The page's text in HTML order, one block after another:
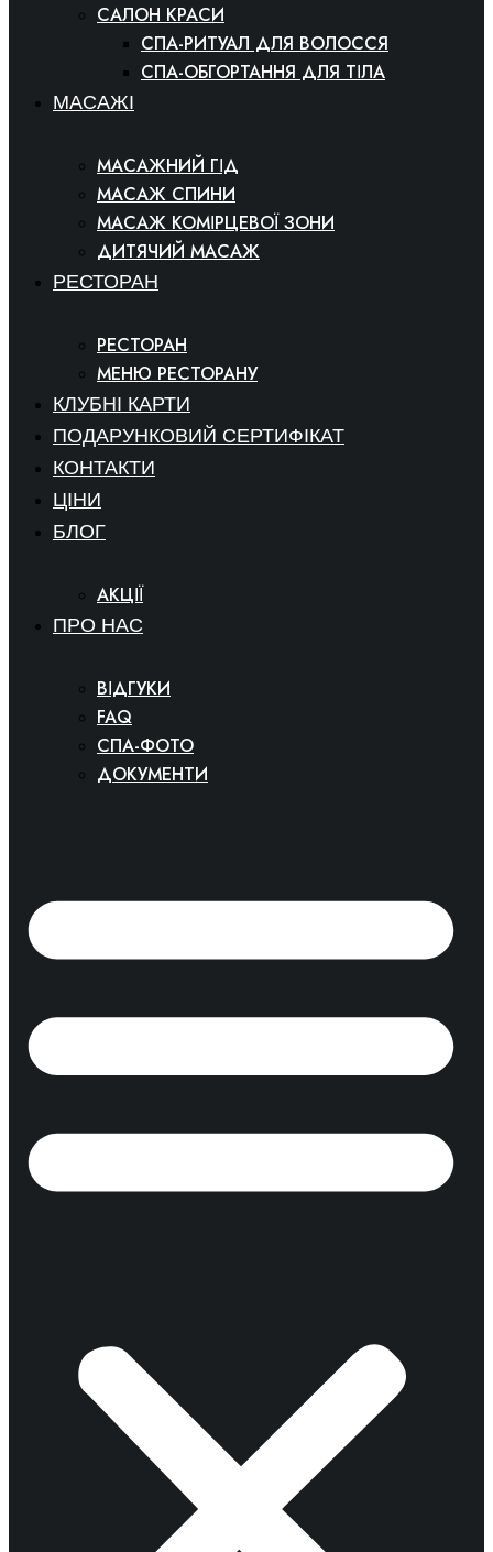
САЛОН КРАСИ
СПА-РИТУАЛ ДЛЯ ВОЛОССЯ
СПА-ОБГОРТАННЯ ДЛЯ ТІЛА
МАСАЖІ
МАСАЖНИЙ ГІД
МАСАЖ СПИНИ
МАСАЖ КОМІРЦЕВОЇ ЗОНИ
ДИТЯЧИЙ МАСАЖ
РЕСТОРАН
РЕСТОРАН
МЕНЮ РЕСТОРАНУ
КЛУБНІ КАРТИ
ПОДАРУНКОВИЙ СЕРТИФІКАТ
КОНТАКТИ
ЦІНИ
БЛОГ
АКЦІЇ
ПРО НАС
ВІДГУКИ
FAQ
СПА-ФОТО
ДОКУМЕНТИ